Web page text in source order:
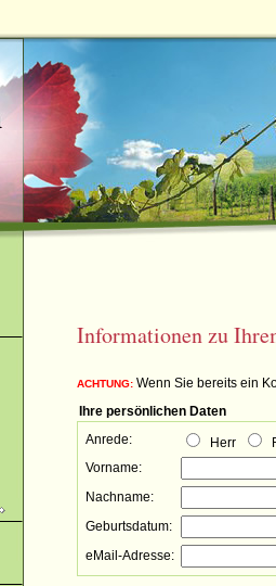
Informationen zu
ACHTUNG: Wenn Sie bereits ein
Ihre persönlichen Daten
Anrede:
Herr
Vorname:
Nachname:
Geburtsdatum:
eMail-Adresse: